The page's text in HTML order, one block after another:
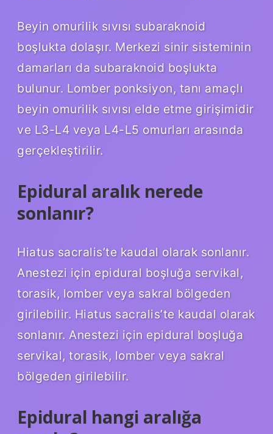
Beyin omurilik sıvısı subaraknoid
boşlukta dolaşır. Merkezi sinir sisteminin
damarları da subaraknoid boşlukta
bulunur. Lomber ponksiyon, tanı amaçlı
beyin omurilik sıvısı elde etme girişimidir
ve L3-L4 veya L4-L5 omurları arasında
gerçekleştirilir.
Epidural aralık nerede
sonlanır?
Hiatus sacralis’te kaudal olarak sonlanır.
Anestezi için epidural boşluğa servikal,
torasik, lomber veya sakral bölgeden
girilebilir. Hiatus sacralis’te kaudal olarak
sonlanır. Anestezi için epidural boşluğa
servikal, torasik, lomber veya sakral
bölgeden girilebilir.
Epidural hangi aralığa